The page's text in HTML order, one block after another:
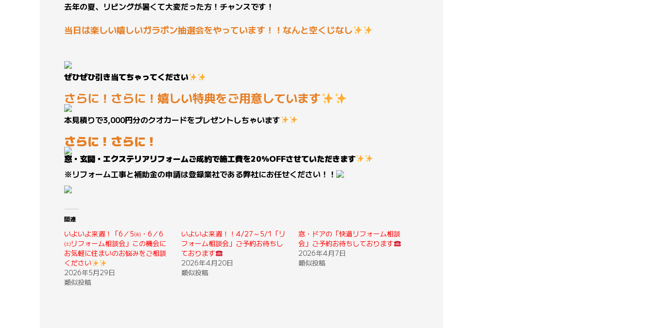
去年の夏、リビングが暑くて大変だった方！チャンスです！
当日は楽しい嬉しいガラポン抽選会をやっています！！なんと空くじなし
ぜひぜひ引き当てちゃってください
さらに！さらに！嬉しい特典をご用意しています
本見積りで3,000円分のクオカードをプレゼントしちゃいます
さらに！さらに！
窓・玄関・エクステリアリフォームご成約で施工費を20％OFFさせていただきます
※リフォーム工事と補助金の申請は登録業社である弊社にお任せください！！
関連
いよいよ来週！「6／5㈮・6／6
㈯リフォーム相談会」この機会に
お気軽に住まいのお悩みをご相談
ください
2026年5月29日
類似投稿
いよいよ来週！！4/27～5/1「リ
フォーム相談会」ご予約お待ちし
ております
2026年4月20日
類似投稿
窓・ドアの「快適リフォーム相談
会」ご予約お待ちしております
2026年4月7日
類似投稿